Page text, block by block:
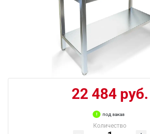
22 484 руб.
под заказ
Количество